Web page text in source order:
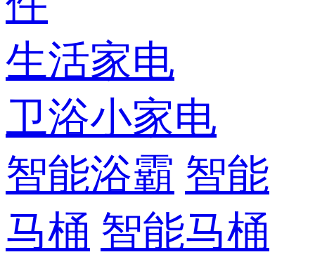
生活家电
卫浴小家电
智能浴霸 智能
马桶 智能马桶